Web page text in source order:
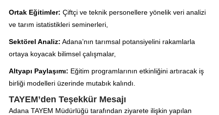
Ortak Eğitimler: Çiftçi ve teknik personellere yönelik veri analizi
ve tarım istatistikleri seminerleri,
Sektörel Analiz: Adana’nın tarımsal potansiyelini rakamlarla
ortaya koyacak bilimsel çalışmalar,
Altyapı Paylaşımı: Eğitim programlarının etkinliğini artıracak iş
birliği modelleri üzerinde mutabık kalındı.
TAYEM’den Teşekkür Mesajı
Adana TAYEM Müdürlüğü tarafından ziyarete ilişkin yapılan